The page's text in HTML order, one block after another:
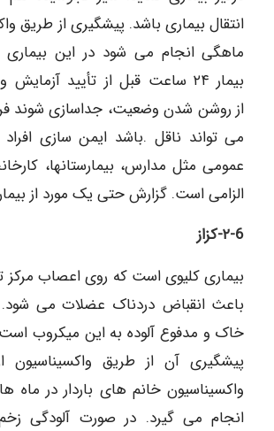
انتقال بیماری باشد. پیشگیری از طریق
ماهگی انجام می شود در این بیماری
می تواند ناقل .باشد ایمن سازی
عمومی مثل مدارس، بیمارستانها،
الزامی است. گزارش حتی یک مورد از
۲-6-کزاز
بیماری کلیوی است که روی اعصاب مرکز
باعث انقباض دردناک عضلات می شود.
خاک و مدفوع آلوده به این میکروب
واکسیناسیون خانم های باردار در ماه
انجام می گیرد. در صورت آلودگی